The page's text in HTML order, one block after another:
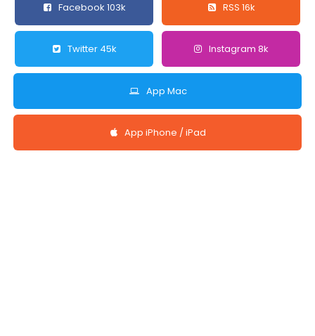
Facebook 103k RSS 16k
Twitter 45k Instagram 8k
App Mac
App iPhone / iPad